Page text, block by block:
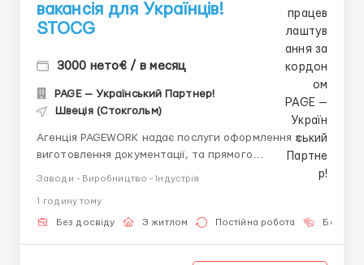
вакансія для Українців!
STOCG
3000 нето€ / в месяц
PAGE — Український Партнер!
Швеція (Стокгольм)
Агенція PAGEWORK надає послуги оформлення з
виготовлення документації, та прямого
працевлаштування з роботодавцем для
підбору вакансії: Головний Рекрутер: Віталій
Шевченко Телефон для консультацій \ для підбору
Заводи - Виробництво - Індустрія
1 годину тому
Без досвіду З житлом Постійна робота Без